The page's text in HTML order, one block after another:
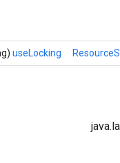
useLocking (useLocking בוליאני)